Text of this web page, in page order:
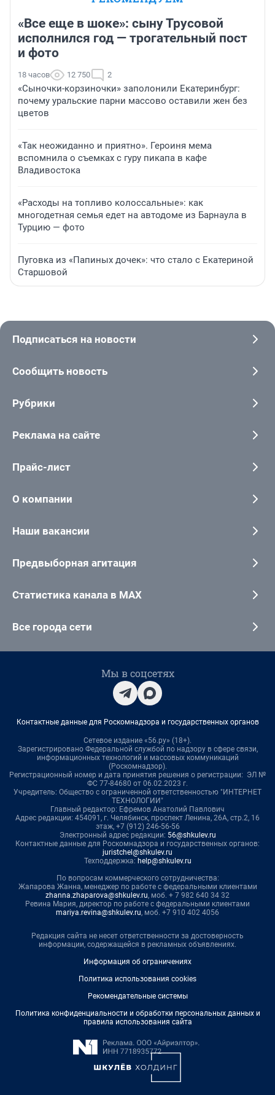
«Все еще в шоке»: сыну Трусовой
исполнился год — трогательный пост
и фото
18 часов 12 750 2
«Сыночки-корзиночки» заполонили Екатеринбург:
почему уральские парни массово оставили жен без
цветов
«Так неожиданно и приятно». Героиня мема
вспомнила о съемках с гуру пикапа в кафе
Владивостока
«Расходы на топливо колоссальные»: как
многодетная семья едет на автодоме из Барнаула в
Турцию — фото
Пуговка из «Папиных дочек»: что стало с Екатериной
Старшовой
Подписаться на новости
Сообщить новость
Рубрики
Реклама на сайте
Прайс-лист
О компании
Наши вакансии
Предвыборная агитация
Статистика канала в MAX
Все города сети
Мы в соцсетях
Контактные данные для Роскомнадзора и государственных органов
Сетевое издание «56.ру» (18+).
Зарегистрировано Федеральной службой по надзору в сфере связи,
информационных технологий и массовых коммуникаций
(Роскомнадзор).
Регистрационный номер и дата принятия решения о регистрации: ЭЛ №
ФС 77-84680 от 06.02.2023 г.
Учредитель: Общество с ограниченной ответственностью "ИНТЕРНЕТ
ТЕХНОЛОГИИ"
Главный редактор: Ефремов Анатолий Павлович
Адрес редакции: 454091, г. Челябинск, проспект Ленина, 26А, стр.2, 16
этаж, +7 (912) 246-56-56
Электронный адрес редакции: 56@shkulev.ru
Контактные данные для Роскомнадзора и государственных органов:
juristchel@shkulev.ru
Техподдержка: help@shkulev.ru
По вопросам коммерческого сотрудничества:
Жапарова Жанна, менеджер по работе с федеральными клиентами
zhanna.zhaparova@shkulev.ru, моб. + 7 982 640 34 32
Ревина Мария, директор по работе с федеральными клиентами
mariya.revina@shkulev.ru, моб. +7 910 402 4056
Редакция сайта не несет ответственности за достоверность
информации, содержащейся в рекламных объявлениях.
Информация об ограничениях
Политика использования cookies
Рекомендательные системы
Политика конфиденциальности и обработки персональных данных и
правила использования сайта